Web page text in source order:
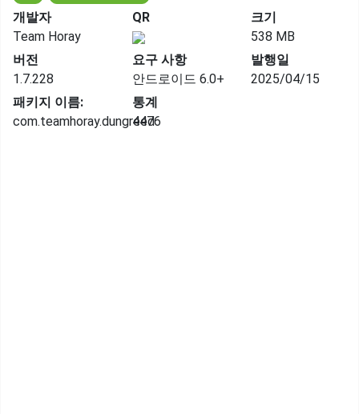
개발자
Team Horay
QR
크기
538 MB
버전
1.7.228
요구 사항
안드로이드 6.0+
발행일
2025/04/15
패키지 이름:
com.teamhoray.dungreed
통계
4476